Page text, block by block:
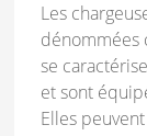
Les
dénommées
se
et sont
Elles